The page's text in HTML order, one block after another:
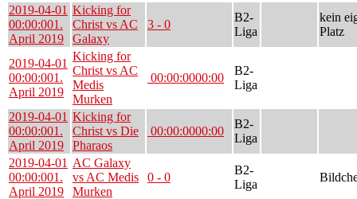
2019-04-01
00:00:001.
April 2019
Kicking for
Christ vs AC
Galaxy
3 - 0
B2-
Liga
kein
Platz
2019-04-01
00:00:001.
April 2019
Kicking for
Christ vs AC
Medis
Murken
00:00:0000:00
B2-
Liga
2019-04-01
00:00:001.
April 2019
Kicking for
Christ vs Die
Pharaos
00:00:0000:00
B2-
Liga
2019-04-01
00:00:001.
April 2019
AC Galaxy
vs AC Medis
Murken
0 - 0
B2-
Liga